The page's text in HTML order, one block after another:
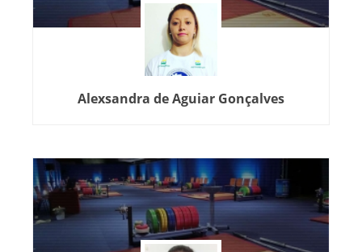
Alexsandra de Aguiar Gonçalves